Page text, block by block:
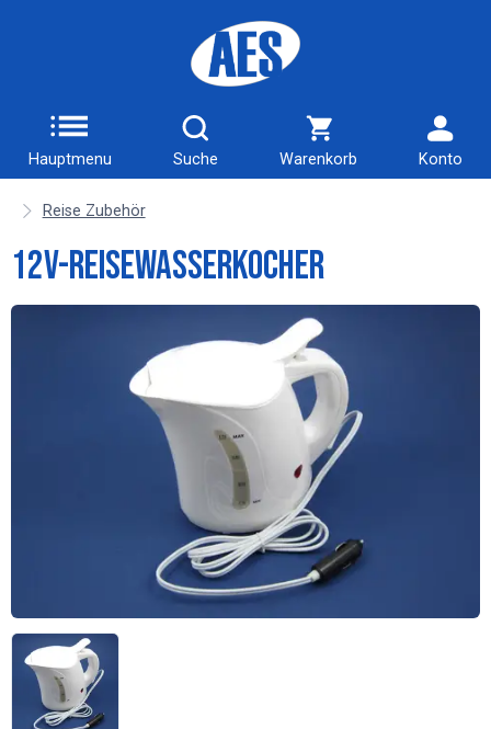
Hauptmenu Suche Warenkorb Konto
Reise Zubehör
12V-Reisewasserkocher